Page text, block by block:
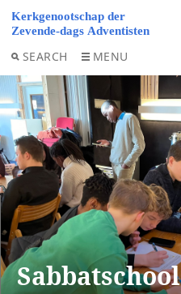
SEARCH MENU
Sabbatschool